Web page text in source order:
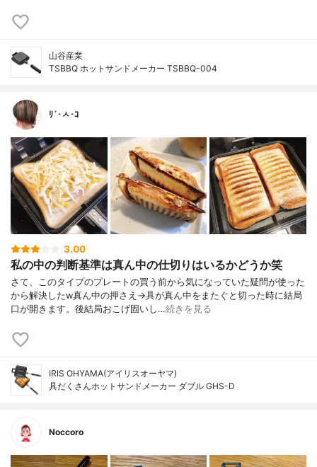
山谷産業
TSBBQ ホットサンドメーカー TSBBQ-004
ﾘ´･ㅅ･ｺ
3.00
私の中の判断基準は真ん中の仕切りはいるかどうか笑
さて、このタイプのプレートの買う前から気になっていた疑問が使った
から解決したw真ん中の押さえ→具が真ん中をまたぐと切った時に結局
口が開きます。後結局おこげ固いし…続きを見る
IRIS OHYAMA(アイリスオーヤマ)
具だくさんホットサンドメーカー ダブル GHS-D
Noccoro